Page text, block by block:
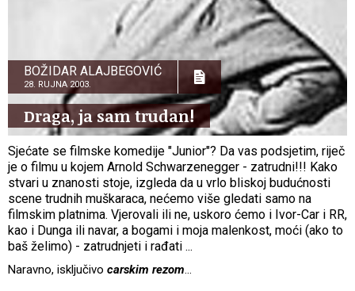
BOŽIDAR ALAJBEGOVIĆ
28. RUJNA 2003.
Draga, ja sam trudan!
Sjećate se filmske komedije "Junior"? Da vas podsjetim, riječ
je o filmu u kojem Arnold Schwarzenegger - zatrudni!!! Kako
stvari u znanosti stoje, izgleda da u vrlo bliskoj budućnosti
scene trudnih muškaraca, nećemo više gledati samo na
filmskim platnima. Vjerovali ili ne, uskoro ćemo i Ivor-Car i RR,
kao i Dunga ili navar, a bogami i moja malenkost, moći (ako to
baš želimo) - zatrudnjeti i rađati ...
Naravno, isključivo carskim rezom...